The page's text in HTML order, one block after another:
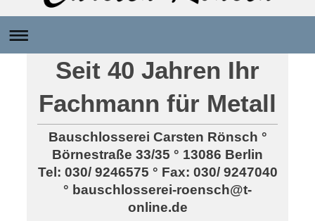
Seit 40 Jahren Ihr
Fachmann für Metall
Bauschlosserei Carsten Rönsch °
Börnestraße 33/35 ° 13086 Berlin
Tel: 030/ 9246575 ° Fax: 030/ 9247040
° bauschlosserei-roensch@t-
online.de